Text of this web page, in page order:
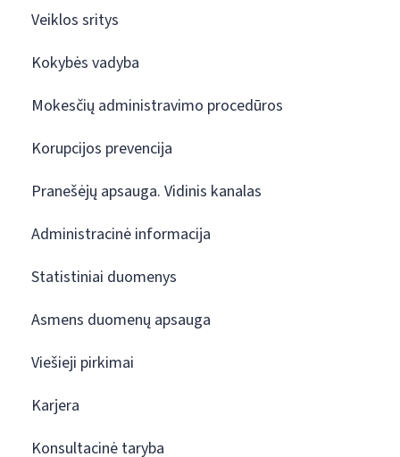
Veiklos sritys
Kokybės vadyba
Mokesčių administravimo procedūros
Korupcijos prevencija
Pranešėjų apsauga. Vidinis kanalas
Administracinė informacija
Statistiniai duomenys
Asmens duomenų apsauga
Viešieji pirkimai
Karjera
Konsultacinė taryba